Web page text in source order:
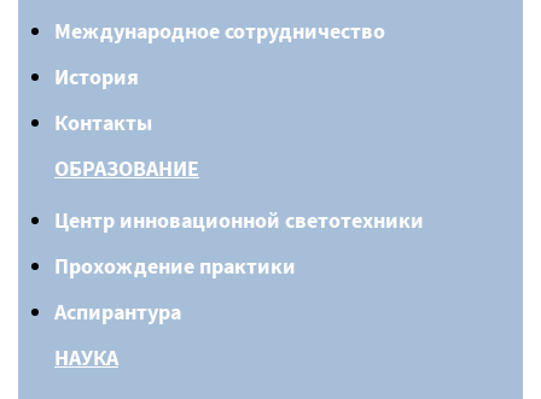
Международное сотрудничество
История
Контакты
ОБРАЗОВАНИЕ
Центр инновационной светотехники
Прохождение практики
Аспирантура
НАУКА